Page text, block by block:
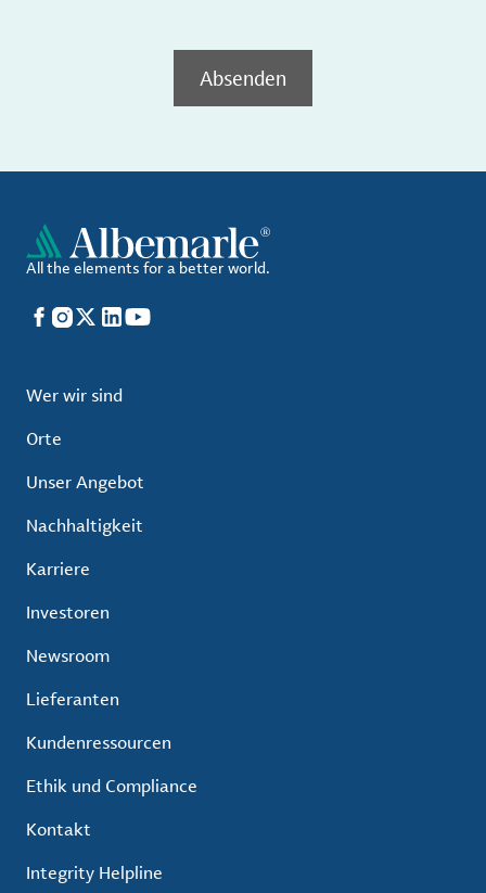
Absenden
All the elements for a better world.
Facebook
Instagram
X LinkedIn
YouTube
Wer wir sind
Orte
Unser Angebot
Nachhaltigkeit
Karriere
Investoren
Newsroom
Lieferanten
Kundenressourcen
Ethik und Compliance
Kontakt
Integrity Helpline